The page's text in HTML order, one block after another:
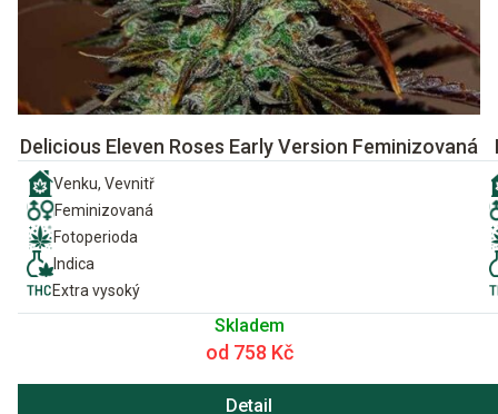
Delicious Eleven Roses Early Version Feminizovaná
Venku, Vevnitř
Feminizovaná
Fotoperioda
Indica
Extra vysoký
Skladem
od 758 Kč
Detail